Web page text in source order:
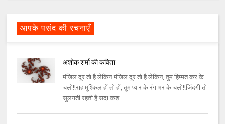
आपके पसंद की रचनाएँ
अशोक शर्मा की कविता
मंजिल दूर तो है लेकिन मंजिल दूर तो है लेकिन, तुम हिम्मत कर के
चलो!!राह मुश्किल हों तो हों, तुम प्यार के रंग भर के चलो!!जिंदगी तो
सुलगती रहती है सदा कश...